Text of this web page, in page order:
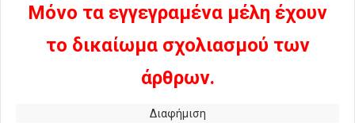
Μόνο τα εγγεγραμένα μέλη έχουν
το δικαίωμα σχολιασμού των
άρθρων.
Διαφήμιση